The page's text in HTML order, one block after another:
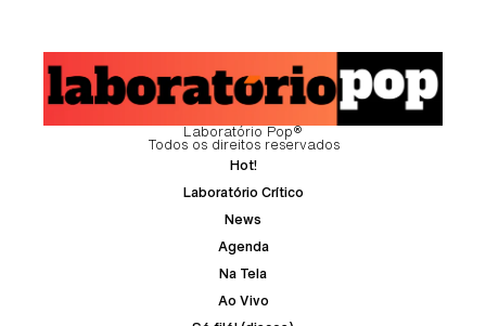
Laboratório Pop®
Todos os direitos reservados
Hot!
Laboratório Crítico
News
Agenda
Na Tela
Ao Vivo